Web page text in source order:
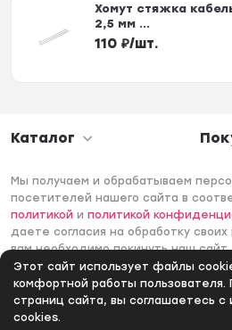
Этот сайт использует файлы
комфортной работы
страниц сайта, вы соглашаетесь с
cookies.
Хомут стяжка
2,5 мм ...
110 ₽/шт.
Каталог
Мы получаем и обрабатываем
посетителей нашего сайта в
политикой иполитикой
даете согласия на обработку
вам необходимо покинуть наш сайт.
© 2006 -2026 Интернет-магазин
защищены.